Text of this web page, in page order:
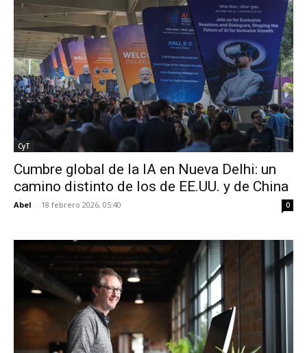
CyT
Cumbre global de la IA en Nueva Delhi: un
camino distinto de los de EE.UU. y de China
Abel - 18 febrero 2026, 05:40 0